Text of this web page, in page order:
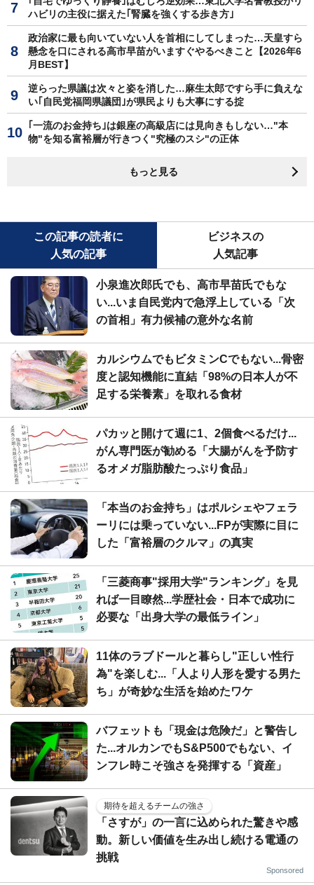
ハビリの主役に据えた｢腎臓を強くする歩き方｣
政治家に最も向いていない人を首相にしてしまった…天皇すら
懸念を口にされる高市早苗がいますぐやるべきこと【2026年6
月BEST】
逆らった県議は次々と姿を消した…麻生太郎ですら手に負えな
い｢自民党福岡県議団｣が県民よりも大事にする掟
｢一流のお金持ち｣は銀座の高級店には見向きもしない…"本
物"を知る富裕層が行きつく"究極のスシ"の正体
もっと見る
この記事の読者に
人気の記事
ビジネスの
人気記事
小泉進次郎氏でも、高市早苗氏でもな
い...いま自民党内で急浮上している「次
の首相」有力候補の意外な名前
カルシウムでもビタミンCでもない...骨密
度と認知機能に直結「98%の日本人が不
足する栄養素」を取れる食材
パカッと開けて週に1、2個食べるだけ...
がん専門医が勧める「大腸がんを予防す
るオメガ脂肪酸たっぷり食品」
「本当のお金持ち」はポルシェやフェラ
ーリには乗っていない...FPが実際に目に
した「富裕層のクルマ」の真実
「三菱商事"採用大学"ランキング」を見
れば一目瞭然...学歴社会・日本で成功に
必要な「出身大学の最低ライン」
11体のラブドールと暮らし"正しい性行
為"を楽しむ...「人より人形を愛する男た
ち」が奇妙な生活を始めたワケ
バフェットも「現金は危険だ」と警告し
た...オルカンでもS&P500でもない、イ
ンフレ時こそ強さを発揮する「資産」
期待を超えるチームの強さ
「さすが」の一言に込められた驚きや感
動。新しい価値を生み出し続ける電通の
挑戦
Sponsored